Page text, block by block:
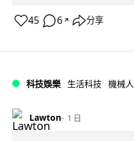
45 6 ↗ 分享
科技娛樂 生活科技 機械人
Lawton 1 日